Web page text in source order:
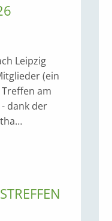
Leipzig
(ein
am
dank der